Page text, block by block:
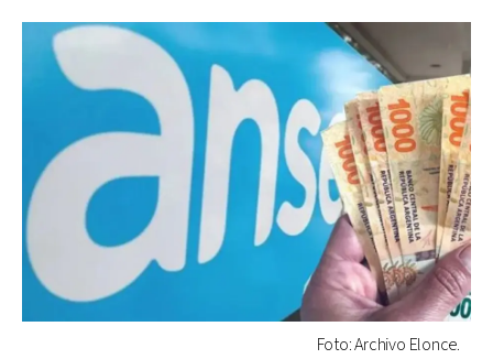
Foto: Archivo Elonce.